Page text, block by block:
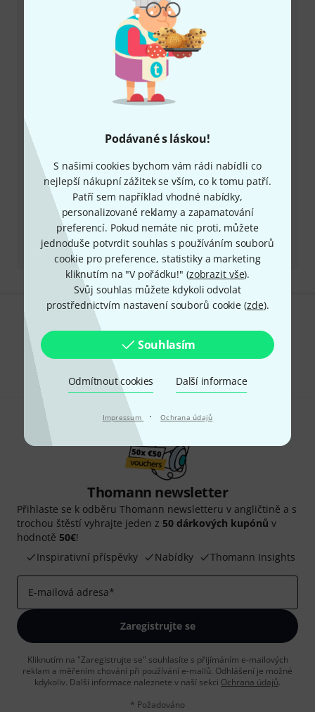
Podávané s láskou!
S našimi cookies bychom vám rádi nabídli co
nejlepší nákupní zážitek se vším, co k tomu patří.
Patří sem například vhodné nabídky,
personalizované reklamy a zapamatování
preferencí. Pokud nemáte nic proti, můžete
jednoduše potvrdit souhlas s používáním souborů
cookie pro preference, statistiky a marketing
kliknutím na "V pořádku!" (zobrazit vše).
Svůj souhlas můžete kdykoli odvolat
prostřednictvím nastavení souborů cookie (zde).
Souhlasím
Odmítnout cookies Další informace
Impressum · Ochrana údajů
Máte-li jakýkoli dotaz nebo problém, kolegové ze
zákaznického centra jsou vždy připraveni pomoci
Mějte připraveno zákaznické číslo
Provozní doba (CEST - Středoevropský
Zařídit zpětné volání
Více možností kontaktu
Vrátit produkt
Všechny kontakty
Líbí se Vám, co vidíte?
Sdílet Nápověda a zpětná vazba
Thomann newsletter
Přihlaste se k odběru Thomann newsletteru v angličtině a s
trochou štěstí vyhrajte jeden z 50 dárkových kupónů v
hodnotě 50€!
Inspirativní příspěvky
Nabídky Thomann Insights
E-mailová adresa*
Zaregistrujte se
Kliknutím na "Zaregistrujte se" souhlasíte s přijímáním e-mailových
reklam a měřením chování při používání e-mailů. Odhlášení je možné
kdykoliv. Další informace naleznete v naší sekci Ochrana údajů.
* Požadováno